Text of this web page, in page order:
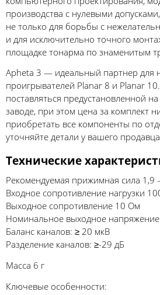
производства с нулевыми
не только для борьбы с
и для исключительно точного
площадке тонарма по знаменитым
Apheta 3 — идеальный партнер для
проигрывателей Planar 8 и Planar
поставляться предустановленной
заводе, при этом цена за комплект
приобретать все компоненты по
уточняйте детали у вашего
Технические
Рекомендуемая прижимная сила 1,9
Входное сопротивление нагрузки
Выходное сопротивление 10 Ом
Номинальное выходное
Баланс каналов: ≥ 20 мкВ
Разделение каналов: ≥-29 дБ
Масса 6 г
Ключевые особенности: